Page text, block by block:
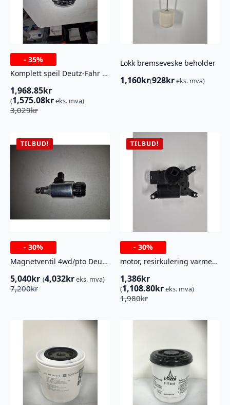
- 35%
Komplett speil Deutz-Fahr 0.900.7292.9
3,029kr
Opprinnelig
pris
1,968.85kr
Nåværende
pris
(1,575.08kreks. mva)
Lokk bremseveske beholder
1,160kr(928kreks. mva)
TILBUD!
- 30%
Magnetventil 4wd/pto Deutz-Fahr 04431661
7,200kr
Opprinnelig
5,040kr
Nåværende
(4,032kreks. mva)
TILBUD!
- 30%
motor, resirkulering varmeaparat
1,980kr
Opprinnelig
pris
1,980kr.
1,386kr
Nåværende
pris
1,386kr.
(1,108.80kreks. mva)